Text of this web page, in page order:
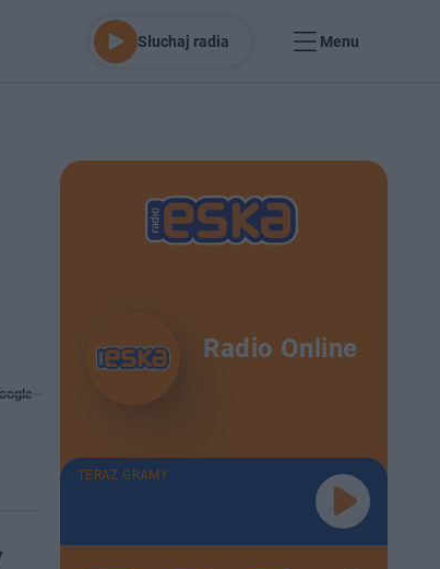
Słuchaj radia Menu
Radio Online
TERAZ GRAMY